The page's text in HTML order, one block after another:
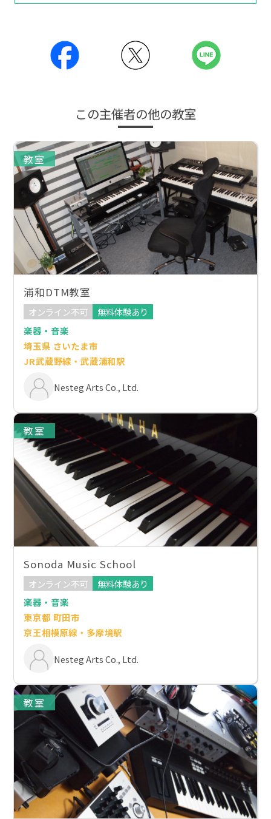
この主催者の他の教室
教室
浦和DTM教室
オンライン不可
無料体験あり
楽器・音楽
埼玉県 さいたま市
JR武蔵野線・武蔵浦和駅
Nesteg Arts Co., Ltd.
教室
Sonoda Music School
オンライン不可
無料体験あり
楽器・音楽
東京都 町田市
京王相模原線・多摩境駅
Nesteg Arts Co., Ltd.
教室